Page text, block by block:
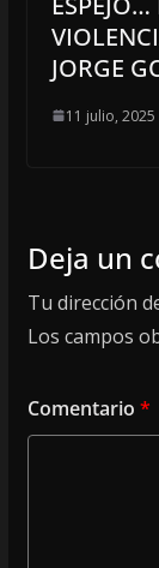
JORGE
11 julio, 2025
Deja un
Tu dirección
Los campos
Comentario *